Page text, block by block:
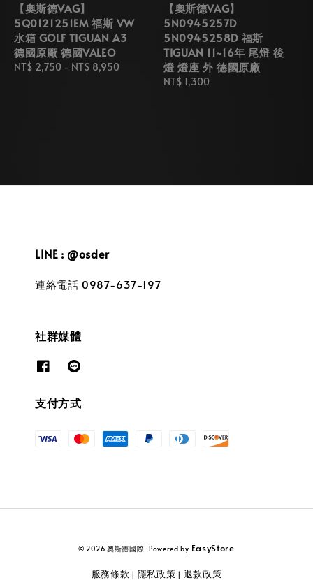
【奧斯德VAG】
5Q0121251EM 福斯 VW
水箱 GOLF TIGUAN A3
德國原廠 德國VALEO
Regular
NT$ 2,750 - NT$ 8,950
【奧斯德VAG】
5N0945257D
5N0945258D 福斯
TIGUAN 11~16年 尾燈 後
燈 燈座 外 德國原廠
Regular
NT$ 1,300
LINE : @osder
連絡電話 0987-637-197
社群媒體
支付方式
© 2026 奧斯德國際. Powered by EasyStore
服務條款 | 隱私政策 | 退款政策